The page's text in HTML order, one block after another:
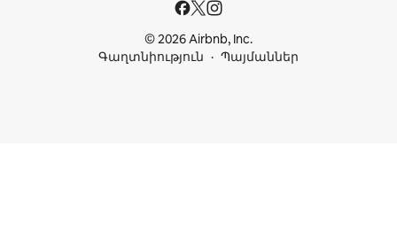
© 2026 Airbnb, Inc.
Գաղտնիություն
Պայմաններ